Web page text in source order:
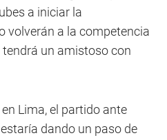
a iniciar la
volverán a la competencia
un amistoso con
Lima, el partido ante
dando un paso de